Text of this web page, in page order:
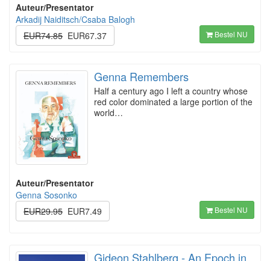
Auteur/Presentator
Arkadij Naiditsch/Csaba Balogh
EUR74.85 EUR67.37 Bestel NU
Genna Remembers
Half a century ago I left a country whose
red color dominated a large portion of the
world…
Auteur/Presentator
Genna Sosonko
EUR29.95 EUR7.49 Bestel NU
Gideon Stahlberg - An Epoch in